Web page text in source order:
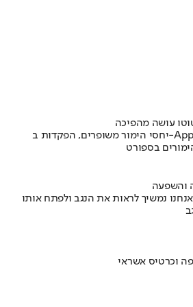
בספורט
והשפעה
נמשיך לראות את הנגב ולפתח אותו